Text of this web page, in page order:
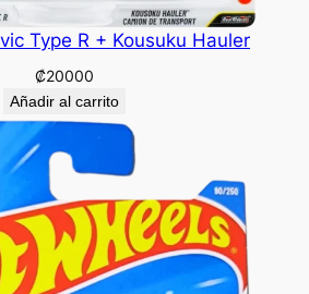
Type R + Kousuku Hauler
₡20000
Añadir al carrito